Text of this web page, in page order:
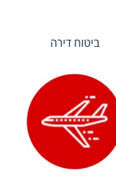
ביטוח דירה